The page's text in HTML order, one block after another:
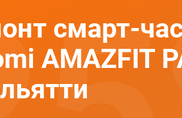
смарт-
AMAZFIT